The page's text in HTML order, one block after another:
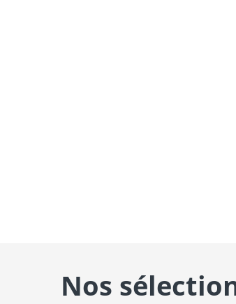
Nos